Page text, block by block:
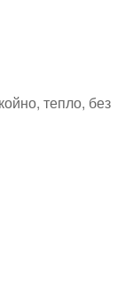
тепло, без